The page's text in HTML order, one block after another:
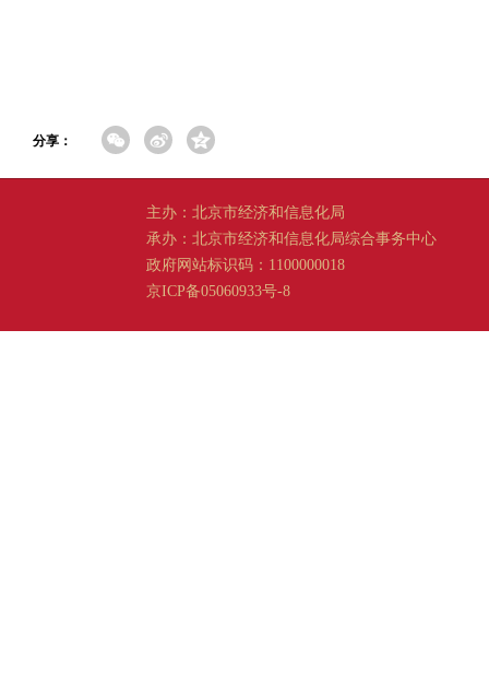
分享：
主办：北京市经济和信息化局
承办：北京市经济和信息化局综合事务中心
政府网站标识码：1100000018
京ICP备05060933号-8